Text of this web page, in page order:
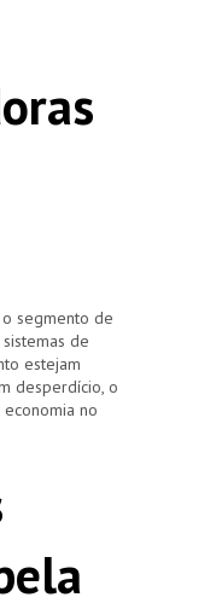
segmento de
de
estejam
desperdício, o
no